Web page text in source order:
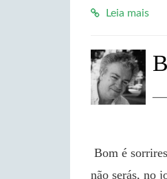
Leia mais
não serás, no